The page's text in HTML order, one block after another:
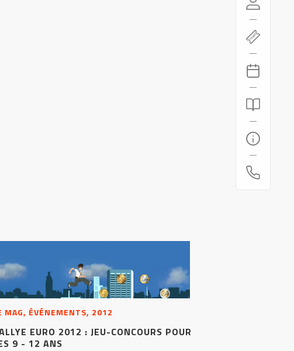
MAG, ÉVÉNEMENTS, 2012
EURO 2012 : JEU-CONCOURS POUR
9 - 12 ANS